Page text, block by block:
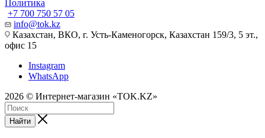
Политика
+7 700 750 57 05
info@tok.kz
Казахстан, ВКО, г. Усть-Каменогорск, Казахстан 159/3, 5 эт.,
офис 15
Instagram
WhatsApp
2026 © Интернет-магазин «TOK.KZ»
Найти